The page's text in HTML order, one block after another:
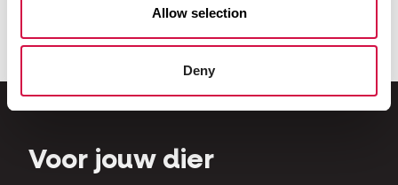
Allow selection
Deny
https://www.instagram.com/febe_jooris/
Voor jouw dier